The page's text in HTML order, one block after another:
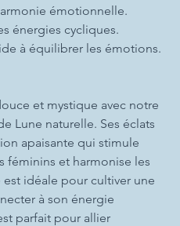
émotionnelle.
énergies cycliques.
à équilibrer les émotions.
et mystique avec notre
Lune naturelle. Ses éclats
apaisante qui stimule
féminins et harmonise les
idéale pour cultiver une
à son énergie
parfait pour allier